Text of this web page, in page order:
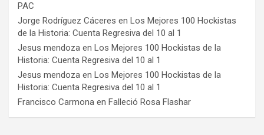
PAC
Jorge Rodríguez Cáceres en Los Mejores 100 Hockistas
de la Historia: Cuenta Regresiva del 10 al 1
Jesus mendoza en Los Mejores 100 Hockistas de la
Historia: Cuenta Regresiva del 10 al 1
Jesus mendoza en Los Mejores 100 Hockistas de la
Historia: Cuenta Regresiva del 10 al 1
Francisco Carmona en Falleció Rosa Flashar